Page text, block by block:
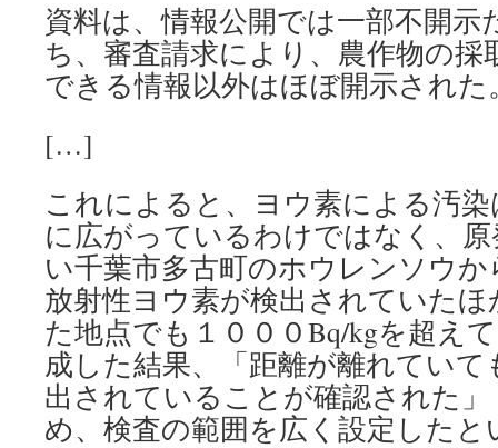
資料は、情報公開では一部不開示
ち、審査請求により、農作物の
できる情報以外はほぼ開示された
[…]
これによると、ヨウ素による汚
に広がっているわけではなく、
い千葉市多古町のホウレンソウか
放射性ヨウ素が検出されていた
た地点でも１０００Bq/kgを超え
成した結果、「距離が離れてい
出されていることが確認された
め、検査の範囲を広く設定したと